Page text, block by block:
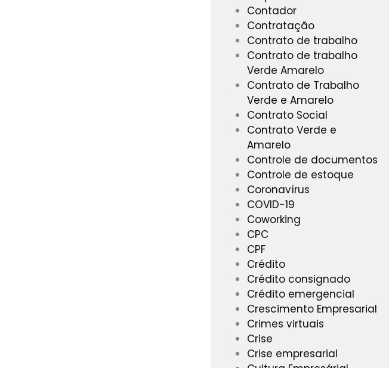
Contador
Contratação
Contrato de trabalho
Contrato de trabalho
Verde Amarelo
Contrato de Trabalho
Verde e Amarelo
Contrato Social
Contrato Verde e
Amarelo
Controle de documentos
Controle de estoque
Coronavírus
COVID-19
Coworking
CPC
CPF
Crédito
Crédito consignado
Crédito emergencial
Crescimento Empresarial
Crimes virtuais
Crise
Crise empresarial